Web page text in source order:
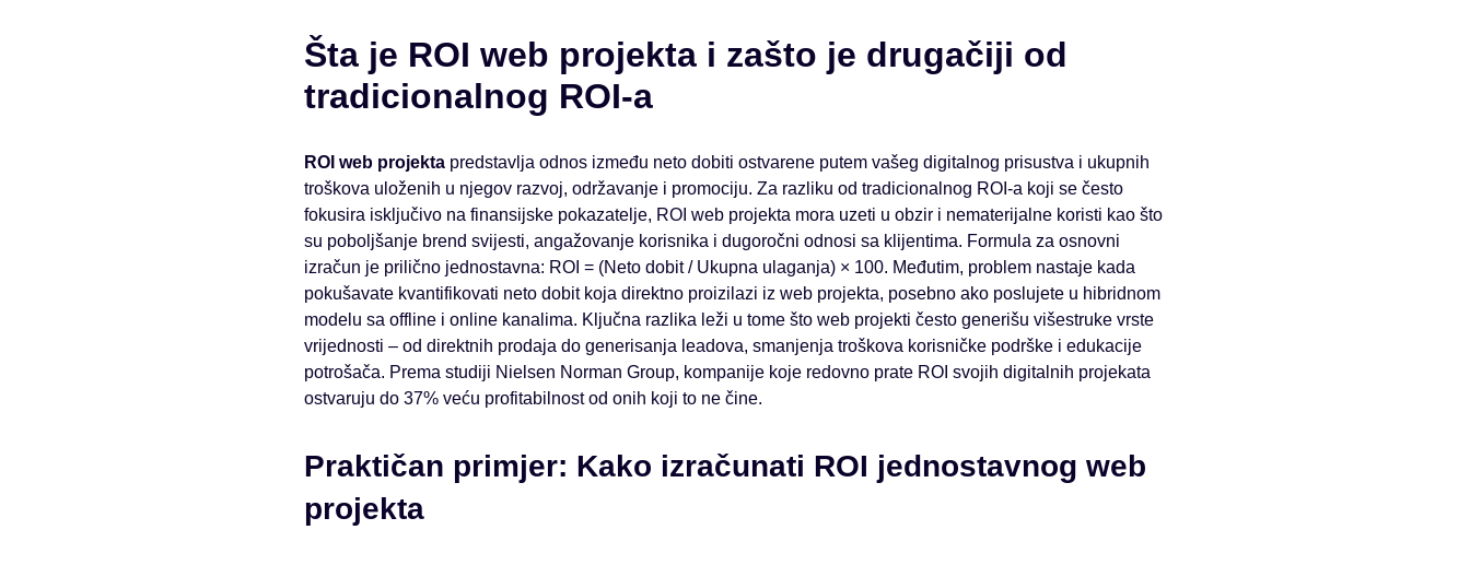
Šta je ROI web projekta i zašto je drugačiji od
tradicionalnog ROI-a
ROI web projektapredstavlja odnos između neto dobiti ostvarene putem vašeg digitalnog prisustva i ukupnih
troškova uloženih u njegov razvoj, održavanje i promociju. Za razliku od tradicionalnog ROI-a koji se često
fokusira isključivo na finansijske pokazatelje, ROI web projekta mora uzeti u obzir i nematerijalne koristi kao što
su poboljšanje brend svijesti, angažovanje korisnika i dugoročni odnosi sa klijentima. Formula za osnovni
izračun je prilično jednostavna: ROI = (Neto dobit / Ukupna ulaganja) × 100. Međutim, problem nastaje kada
pokušavate kvantifikovati neto dobit koja direktno proizilazi iz web projekta, posebno ako poslujete u hibridnom
modelu sa offline i online kanalima. Ključna razlika leži u tome što web projekti često generišu višestruke vrste
vrijednosti – od direktnih prodaja do generisanja leadova, smanjenja troškova korisničke podrške i edukacije
potrošača. Prema studiji Nielsen Norman Group, kompanije koje redovno prate ROI svojih digitalnih projekata
ostvaruju do 37% veću profitabilnost od onih koji to ne čine.
Praktičan primjer: Kako izračunati ROI jednostavnog web
projekta